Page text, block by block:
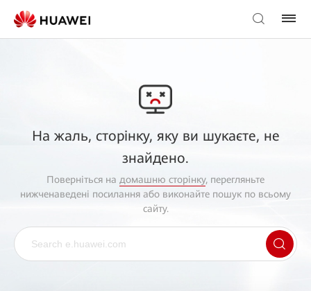
На жаль, сторінку, яку ви шукаєте, не
знайдено.
Поверніться на домашню сторінку, перегляньте
нижченаведені посилання або виконайте пошук по всьому
сайту.